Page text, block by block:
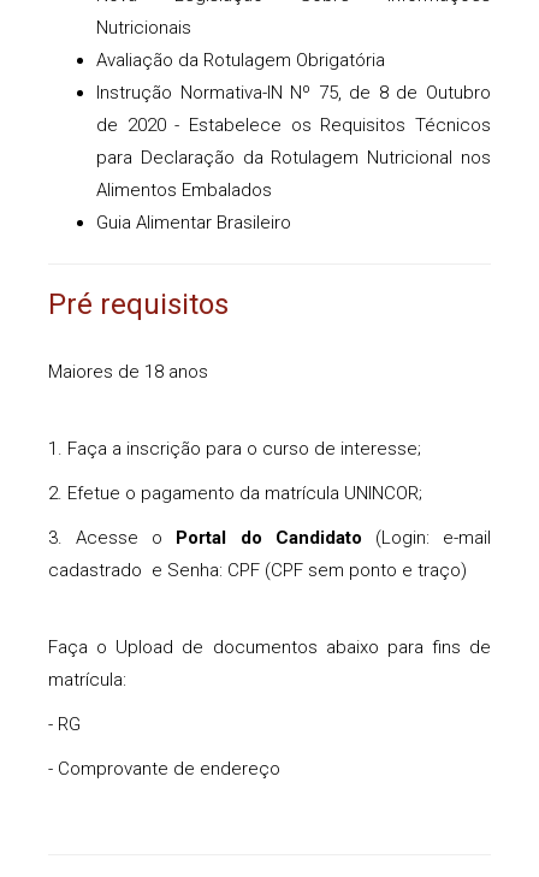
Nutricionais
Avaliação da Rotulagem Obrigatória
Instrução Normativa-IN Nº 75, de 8 de Outubro
de 2020 - Estabelece os Requisitos Técnicos
para Declaração da Rotulagem Nutricional nos
Alimentos Embalados
Guia Alimentar Brasileiro
Pré requisitos
Maiores de 18 anos
1. Faça a inscrição para o curso de interesse;
2. Efetue o pagamento da matrícula UNINCOR;
3. Acesse o Portal do Candidato (Login: e-mail
cadastrado e Senha: CPF (CPF sem ponto e traço)
Faça o Upload de documentos abaixo para fins de
matrícula:
- RG
- Comprovante de endereço